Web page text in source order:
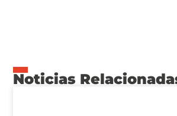
Noticias